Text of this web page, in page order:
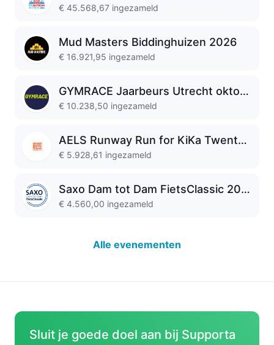
€ 45.568,67 ingezameld
Mud Masters Biddinghuizen 2026
€ 16.921,95 ingezameld
GYMRACE Jaarbeurs Utrecht oktober 2026
€ 10.238,50 ingezameld
AELS Runway Run for KiKa Twente by Run2Day Zwolle
€ 5.928,61 ingezameld
Saxo Dam tot Dam FietsClassic 2026
€ 4.560,00 ingezameld
Alle evenementen
Sluit je goede doel aan bij Supporta